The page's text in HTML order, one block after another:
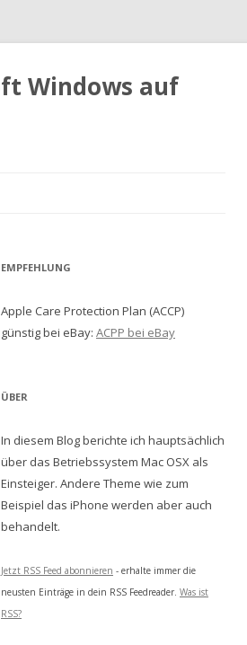
Windows auf
EMPFEHLUNG
Apple Care Protection Plan (ACCP)
günstig bei eBay: ACPP bei eBay
ÜBER
In diesem Blog berichte ich hauptsächlich
über das Betriebssystem Mac OSX als
Einsteiger. Andere Theme wie zum
Beispiel das iPhone werden aber auch
behandelt.
Jetzt RSS Feed abonnieren - erhalte immer die
neusten Einträge in dein RSS Feedreader. Was ist
RSS?